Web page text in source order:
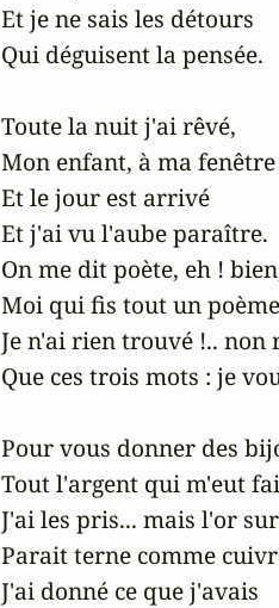
Et je ne sais les détours
Qui déguisent la pensée.
Toute la nuit j'ai rêvé,
Mon enfant, à ma fenêtre
Et le jour est arrivé
Et j'ai vu l'aube paraître.
On me dit poète, eh !
Moi qui fis tout un poème
Je n'ai rien trouvé !.. non
Que ces trois mots : je
Pour vous donner des
Tout l'argent qui m'eut
J'ai les pris... mais l'or
Parait terne comme
J'ai donné ce que j'avais